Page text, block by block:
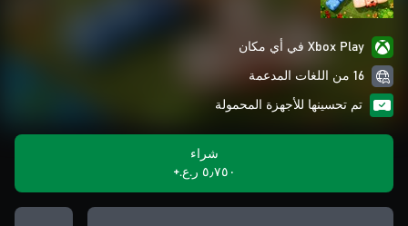
Xbox Play في أي مكان
16 من اللغات المدعمة
تم تحسينها للأجهزة المحمولة
شراء
٥٫٧٥٠ ر.ع.‏+